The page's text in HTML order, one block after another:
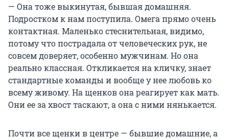
— Она тоже выкинутая, бывшая домашняя.
Подростком к нам поступила. Омега прямо очень
контактная. Маленько стеснительная, видимо,
потому что пострадала от человеческих рук, не
совсем доверяет, особенно мужчинам. Но она
реально классная. Откликается на кличку, знает
стандартные команды и вообще у нее любовь ко
всему живому. На щенков она реагирует как мать.
Они ее за хвост таскают, а она с ними нянькается.
Почти все щенки в центре — бывшие домашние, а